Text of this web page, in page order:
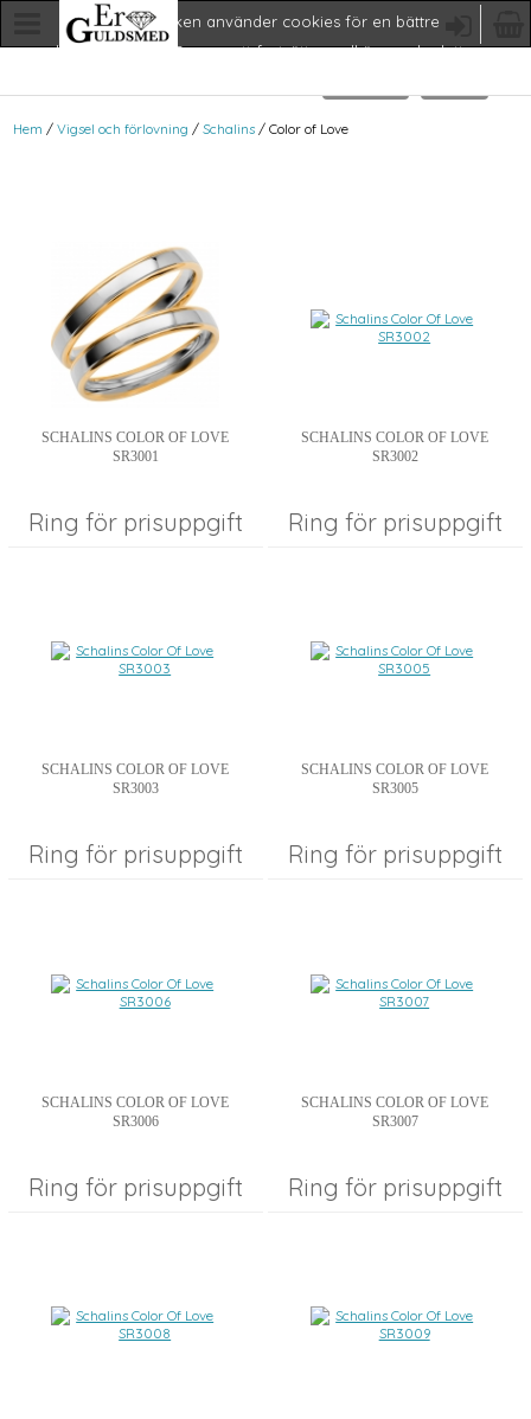
Denna butiken använder cookies för en bättre
köpupplevelse. Genom att fortsätta godkänner du detta.
Hem / Vigsel och förlovning / Schalins/ Color of Love
SCHALINS COLOR OF LOVE
SR3001
Ring för prisuppgift
SCHALINS COLOR OF LOVE
SR3002
Ring för prisuppgift
SCHALINS COLOR OF LOVE
SR3003
Ring för prisuppgift
SCHALINS COLOR OF LOVE
SR3005
Ring för prisuppgift
SCHALINS COLOR OF LOVE
SR3006
Ring för prisuppgift
SCHALINS COLOR OF LOVE
SR3007
Ring för prisuppgift